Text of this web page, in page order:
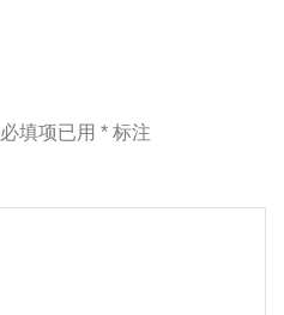
必填项已用 * 标注